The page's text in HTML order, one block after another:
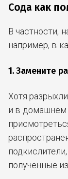
Сода как
В частности,
например, в
1. Замените
Хотя
и в домашнем
полученные